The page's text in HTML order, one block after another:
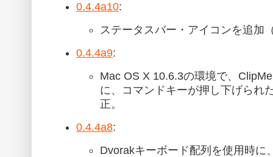
0.4.4a10:
ステータスバー・アイコンを追加
0.4.4a9:
Mac OS X 10.6.3の環境で、
に、コマンドキーが押し下げられ
正。
0.4.4a8:
Dvorakキーボード配列を使用時に